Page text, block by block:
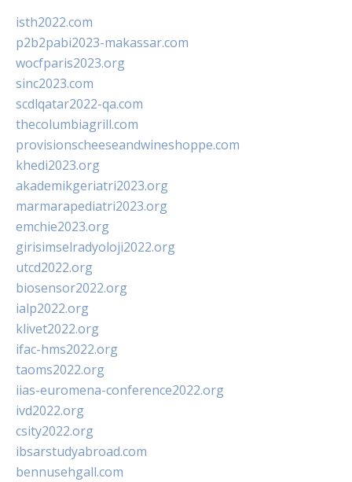
isth2022.com
p2b2pabi2023-makassar.com
wocfparis2023.org
sinc2023.com
scdlqatar2022-qa.com
thecolumbiagrill.com
provisionscheeseandwineshoppe.com
khedi2023.org
akademikgeriatri2023.org
marmarapediatri2023.org
emchie2023.org
girisimselradyoloji2022.org
utcd2022.org
biosensor2022.org
ialp2022.org
klivet2022.org
ifac-hms2022.org
taoms2022.org
iias-euromena-conference2022.org
ivd2022.org
csity2022.org
ibsarstudyabroad.com
bennusehgall.com